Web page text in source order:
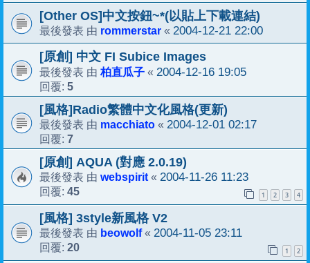
[Other OS]中文按鈕~*(以貼上下載連結)
最後發表 由 rommerstar « 2004-12-21 22:00
[原創] 中文 FI Subice Images
最後發表 由柏直瓜子 « 2004-12-16 19:05
回覆: 5
[風格]Radio繁體中文化風格(更新)
最後發表 由 macchiato « 2004-12-01 02:17
回覆: 7
[原創] AQUA (對應 2.0.19)
最後發表 由 webspirit « 2004-11-26 11:23
回覆: 45 1 2 3 4
[風格] 3style新風格 V2
最後發表 由 beowolf« 2004-11-05 23:11
回覆: 20 1 2